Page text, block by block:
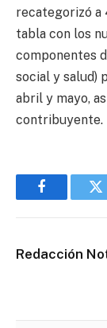
recategorizó a
tabla con los
componentes
social y salud)
abril y mayo,
contribuyente.
Facebook
Redacción